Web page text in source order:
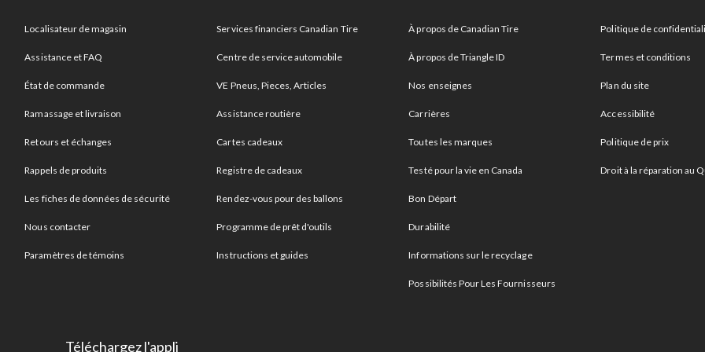
Localisateur de magasin
Assistance et FAQ
État de commande
Ramassage et livraison
Retours et échanges
Rappels de produits
Les fiches de données de sécurité
Nous contacter
Paramètres de témoins
Services financiers Canadian Tire
Centre de service automobile
VE Pneus, Pieces, Articles
Assistance routière
Cartes cadeaux
Registre de cadeaux
Rendez-vous pour des ballons
Programme de prêt d'outils
Instructions et guides
À propos de Canadian Tire
À propos de Triangle ID
Nos enseignes
Carrières
Toutes les marques
Testé pour la vie en Canada
Bon Départ
Durabilité
Informations sur le recyclage
Possibilités Pour Les Fournisseurs
Politique de
Termes et conditions
Plan du site
Accessibilité
Politique de prix
Droit à la réparation au
Téléchargez l'appli